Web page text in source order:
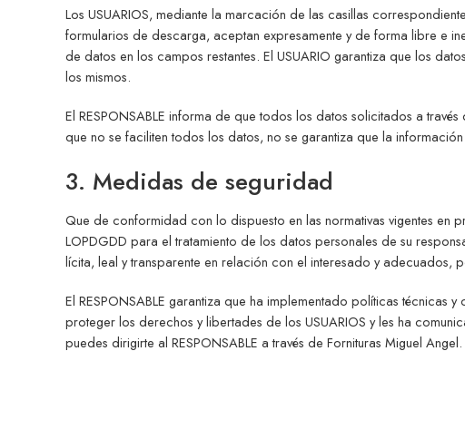
Los USUARIOS, mediante la marcación de las casillas
formularios de descarga, aceptan expresamente y de forma libre e
de datos en los campos restantes. El USUARIO garantiza que los
los mismos.
El RESPONSABLE informa de que todos los datos solicitados a
que no se faciliten todos los datos, no se garantiza que la
3. Medidas de seguridad
Que de conformidad con lo dispuesto en las normativas vigentes en
LOPDGDD para el tratamiento de los datos personales de su
lícita, leal y transparente en relación con el interesado y adecuados,
El RESPONSABLE garantiza que ha implementado políticas
proteger los derechos y libertades de los USUARIOS y les ha
puedes dirigirte al RESPONSABLE a través de Fornituras Miguel